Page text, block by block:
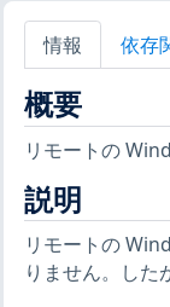
情報 依存
概要
リモートの
説明
リモートの
りません。した